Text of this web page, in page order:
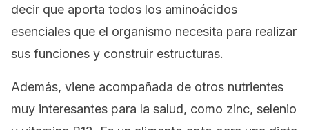
decir que aporta todos los aminoácidos
esenciales que el organismo necesita para realizar
sus funciones y construir estructuras.
Además, viene acompañada de otros nutrientes
muy interesantes para la salud, como zinc, selenio